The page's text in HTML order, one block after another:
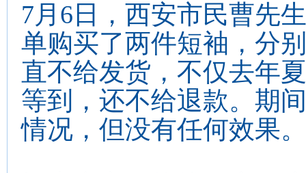
7月6日，西安市民曹先
单购买了两件短袖，分
直不给发货，不仅去年
等到，还不给退款。期
情况，但没有任何效果。